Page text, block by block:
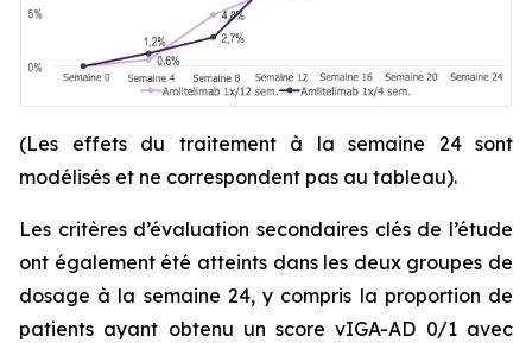
(Les effets du traitement à la semaine 24 sont
modélisés et ne correspondent pas au tableau).
Les critères d’évaluation secondaires clés de l’étude
ont également été atteints dans les deux groupes de
dosage à la semaine 24, y compris la proportion de
patients ayant obtenu un score vIGA-AD 0/1 avec